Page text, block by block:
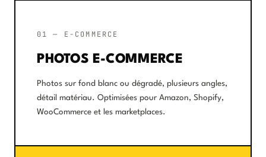
01 — E-COMMERCE
PHOTOS E-COMMERCE
Photos sur fond blanc ou dégradé, plusieurs angles,
détail matériau. Optimisées pour Amazon, Shopify,
WooCommerce et les marketplaces.